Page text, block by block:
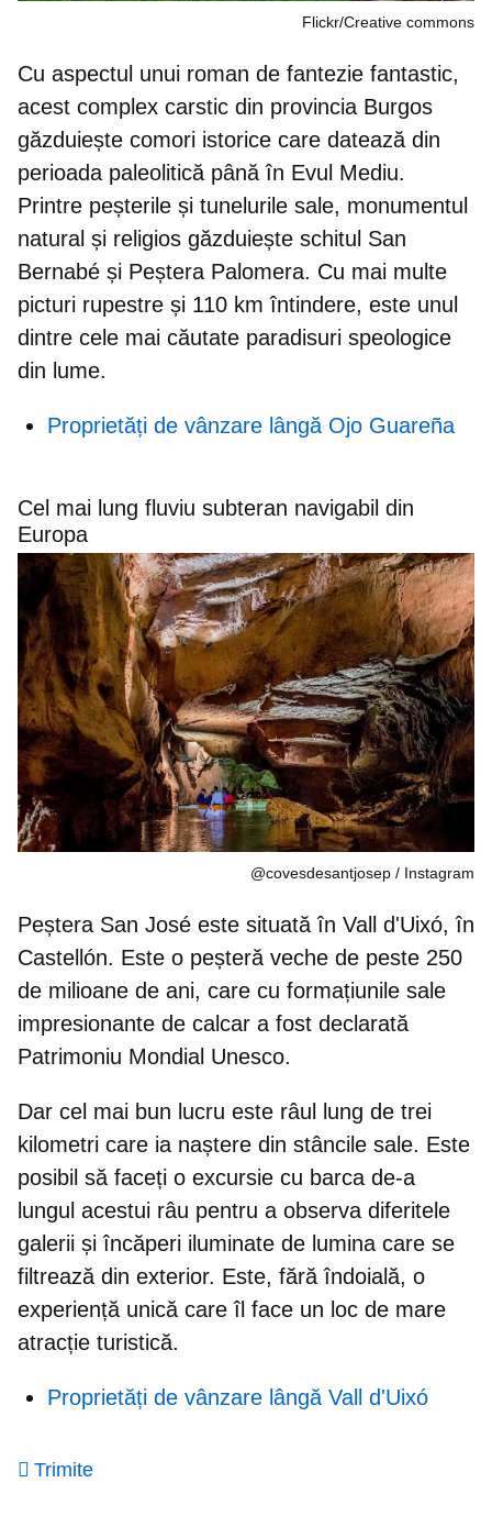
Flickr/Creative commons
Cu aspectul unui roman de fantezie fantastic,
acest complex carstic din provincia Burgos
găzduiește comori istorice care datează din
perioada paleolitică până în Evul Mediu.
Printre peșterile și tunelurile sale, monumentul
natural și religios găzduiește schitul San
Bernabé și Peștera Palomera. Cu mai multe
picturi rupestre și 110 km întindere, este unul
dintre cele mai căutate paradisuri speologice
din lume.
Proprietăți de vânzare lângă Ojo Guareña
Cel mai lung fluviu subteran navigabil din
Europa
@covesdesantjosep / Instagram
Peștera San José este situată în Vall d'Uixó, în
Castellón. Este o peșteră veche de peste 250
de milioane de ani, care cu formațiunile sale
impresionante de calcar a fost declarată
Patrimoniu Mondial Unesco.
Dar cel mai bun lucru este râul lung de trei
kilometri care ia naștere din stâncile sale. Este
posibil să faceți o excursie cu barca de-a
lungul acestui râu pentru a observa diferitele
galerii și încăperi iluminate de lumina care se
filtrează din exterior. Este, fără îndoială, o
experiență unică care îl face un loc de mare
atracție turistică.
Proprietăți de vânzare lângă Vall d'Uixó
Trimite